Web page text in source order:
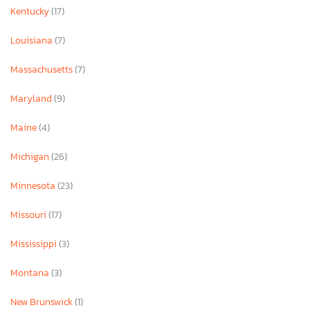
Kentucky(17)
Louisiana(7)
Massachusetts(7)
Maryland(9)
Maine(4)
Michigan(26)
Minnesota(23)
Missouri(17)
Mississippi(3)
Montana(3)
New Brunswick(1)